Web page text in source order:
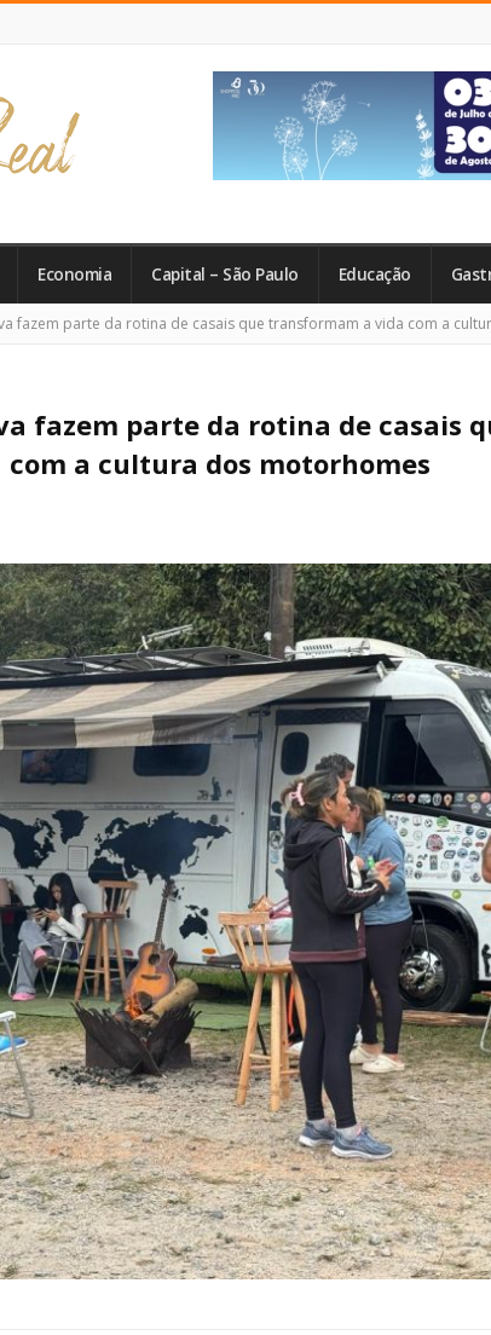
Economia Capital – São Paulo Educação
fazem parte da rotina de casais que transformam a vida com a
fazem parte da rotina de casais
a cultura dos motorhomes